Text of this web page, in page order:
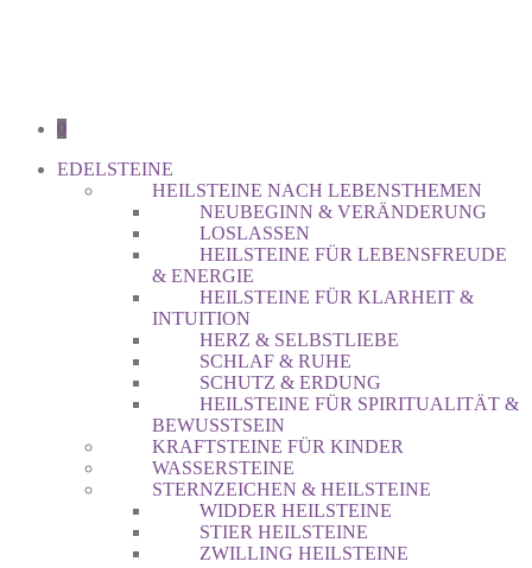
0
EDELSTEINE
HEILSTEINE NACH LEBENSTHEMEN
NEUBEGINN & VERÄNDERUNG
LOSLASSEN
HEILSTEINE FÜR LEBENSFREUDE
& ENERGIE
HEILSTEINE FÜR KLARHEIT &
INTUITION
HERZ & SELBSTLIEBE
SCHLAF & RUHE
SCHUTZ & ERDUNG
HEILSTEINE FÜR SPIRITUALITÄT &
BEWUSSTSEIN
KRAFTSTEINE FÜR KINDER
WASSERSTEINE
STERNZEICHEN & HEILSTEINE
WIDDER HEILSTEINE
STIER HEILSTEINE
ZWILLING HEILSTEINE